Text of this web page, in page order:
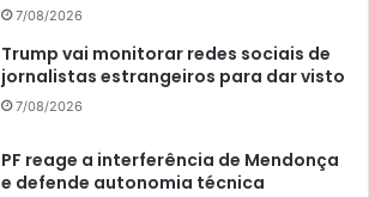
7/08/2026
Trump vai monitorar redes sociais de
jornalistas estrangeiros para dar visto
7/08/2026
PF reage a interferência de Mendonça
e defende autonomia técnica